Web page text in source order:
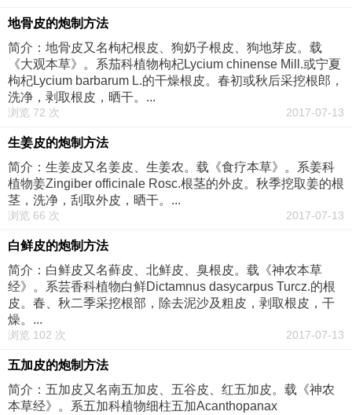
地骨皮的炮制方法
简介：地骨皮又名枸杞根皮、狗奶子根皮、狗地芽皮。载
《大观本草》。系茄科植物枸杞Lycium chinense Mill.或宁夏
枸杞Lycium barbarum L.的干燥根皮。春初或秋后采挖根郎，
洗净，剥取根皮，晒干。...
浏览 72 次 2017-07-13
生姜皮的炮制方法
简介：生姜皮又名姜皮、生姜农。载《食疗本草》。系姜科
植物姜Zingiber officinale Rosc.根茎的外皮。秋季挖取姜的根
茎，洗净，刮取外皮，晒干。...
浏览 66 次 2017-07-13
白鲜皮的炮制方法
简介：白鲜皮又名藓皮、北鲜皮、臭根皮。载《神农本草
经》。系芸香科植物白鲜Dictamnus dasycarpus Turcz.的根
皮。春、秋二季采挖根部，除去泥沙及粗皮，剥取根皮，干
燥。...
浏览 102 次 2017-07-13
五加皮的炮制方法
简介：五加皮又名南五加皮、五谷皮、红五加皮。载《神农
本草经》。系五加科植物细柱五加Acanthopanax